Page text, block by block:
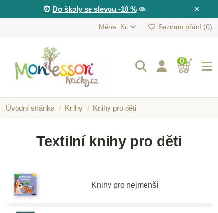
×
⏰ Do školy se slevou -10 %✏️
Měna: Kč Seznam přání (0)
0
Úvodní stránka Knihy Knihy pro děti
Textilní knihy pro děti
Knihy pro nejmenší